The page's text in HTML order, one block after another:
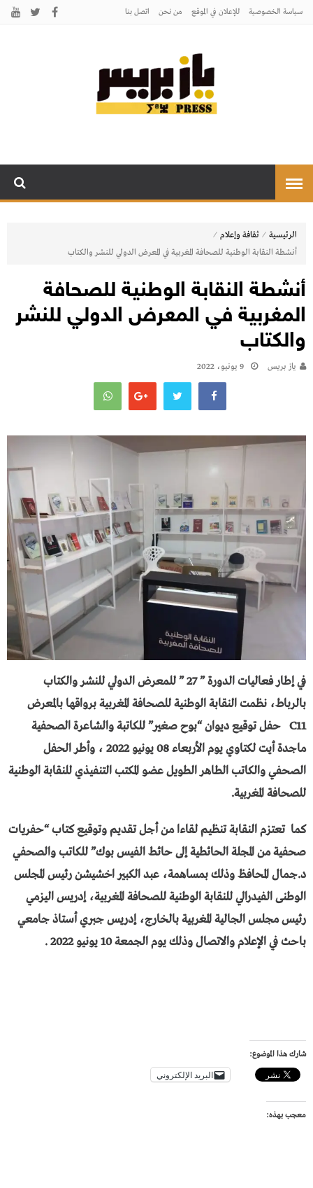
سياسة الخصوصية للإعلان في الموقع من نحن اتصل بنـا
الرئيسية ⁄ ثقافة وإعلام ⁄
أنشطة النقابة الوطنية للصحافة المغربية في المعرض الدولي للنشر والكتاب
أنشطة النقابة الوطنية للصحافة
المغربية في المعرض الدولي للنشر
والكتاب
يـاز بريـس 9 يونيو، 2022
في إطار فعاليات الدورة ” 27 ” للمعرض الدولي للنشر والكتاب
بالرباط، نظمت النقابة الوطنية للصحافة المغربية برواقها بالمعرض
C11 حفل توقيع ديوان “بوح صغير” للكاتبة والشاعرة الصحفية
ماجدة أيت لكتاوي يوم الأربعاء 08 يونيو 2022 ، وأطر الحفل
الصحفي والكاتب الطاهر الطويل عضو المكتب التنفيذي للنقابة الوطنية
للصحافة المغربية.
كما تعتزم النقابة تنظيم لقاءا من أجل تقديم وتوقيع كتاب “حفريات
صحفية من المجلة الحائطية إلى حائط الفيس بوك” للكاتب والصحفي
د.جمال المحافظ وذلك بمساهمة، عبد الكبير اخشيشن رئيس المجلس
الوطنى الفيدرالي للنقابة الوطنية للصحافة المغربية، إدريس اليزمي
رئيس مجلس الجالية المغربية بالخارج، إدريس جبري أستاذ جامعي
باحث في الإعلام والاتصال وذلك يوم الجمعة 10 يونيو 2022 .
شارك هذا الموضوع:
البريد الإلكتروني
معجب بهذه: